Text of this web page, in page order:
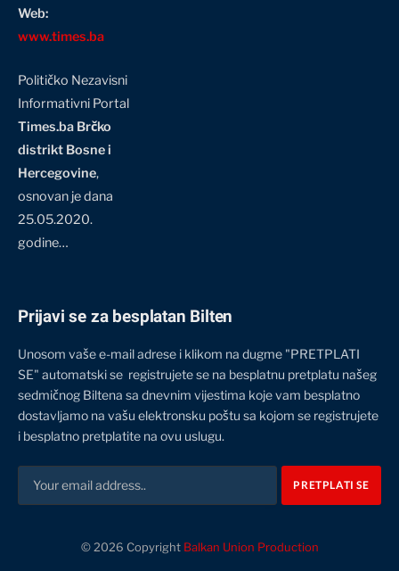
Web:
www.times.ba
Političko Nezavisni
Informativni Portal
Times.ba Brčko
distrikt Bosne i
Hercegovine,
osnovan je dana
25.05.2020.
godine…
Prijavi se za besplatan Bilten
Unosom vaše e-mail adrese i klikom na dugme "PRETPLATI
SE" automatski se registrujete se na besplatnu pretplatu našeg
sedmičnog Biltena sa dnevnim vijestima koje vam besplatno
dostavljamo na vašu elektronsku poštu sa kojom se registrujete
i besplatno pretplatite na ovu uslugu.
© 2026 Copyright Balkan Union Production